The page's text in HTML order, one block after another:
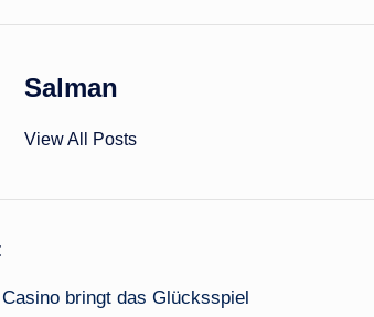
Salman
View All Posts
bringt das Glücksspiel